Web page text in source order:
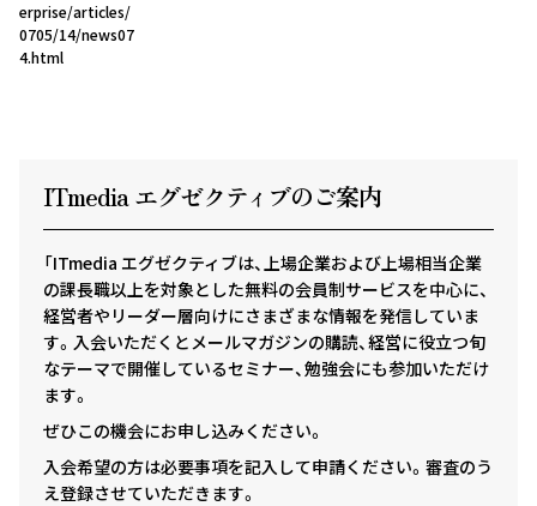
erprise/articles/
0705/14/news07
4.html
ITmedia エグゼクティ ブのご案内
「ITmedia エグゼクティブは、上場企業および上場相当企業
の課長職以上を対象とした無料の会員制サービスを中心に、
経営者やリーダー層向けにさまざまな情報を発信していま
す。入会いただくとメールマガジンの購読、経営に役立つ旬
なテーマで開催しているセミナー、勉強会にも参加いただけ
ます。
ぜひこの機会にお申し込みください。
入会希望の方は必要事項を記入して申請ください。審査のう
え登録させていただきます。